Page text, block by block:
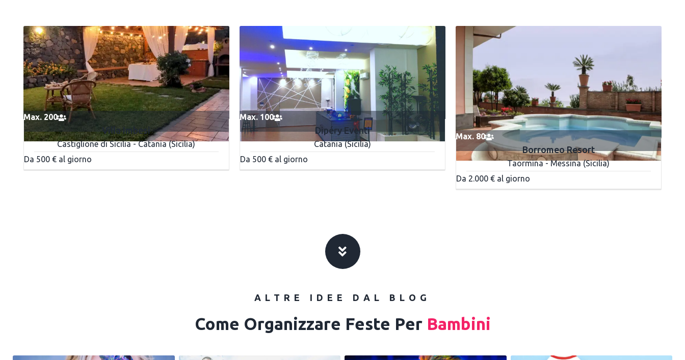
Max. 200
Villa Imbesi
Castiglione di Sicilia - Catania (Sicilia)
Da 500 € al giorno
Max. 100
Dipéry Eventi
Catania (Sicilia)
Da 500 € al giorno
Max. 80
Borromeo Resort
Taormina - Messina (Sicilia)
Da 2.000 € al giorno
ALTRE IDEE DAL BLOG
Come Organizzare Feste PerBambini